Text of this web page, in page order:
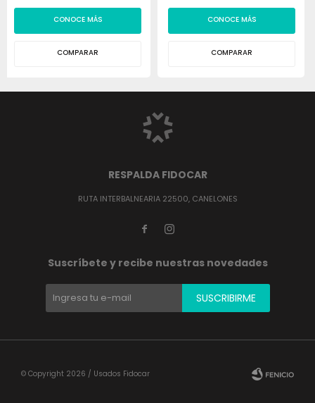
CONOCE MÁS
COMPARAR
CONOCE MÁS
COMPARAR
RESPALDA FIDOCAR
RUTA INTERBALNEARIA 22500, CANELONES
 
Suscríbete y recibe nuestras novedades
SUSCRIBIRME
© Copyright 2026 / Usados Fidocar